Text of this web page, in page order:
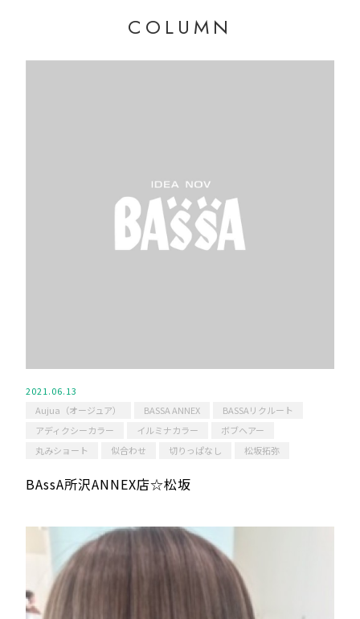
COLUMN
2021.06.13
Aujua（オージュア）
BASSA ANNEX
BASSAリクルート
アディクシーカラー
イルミナカラー
ボブヘアー
丸みショート
似合わせ 切りっぱなし 松坂拓弥
BAssA所沢ANNEX店☆松坂